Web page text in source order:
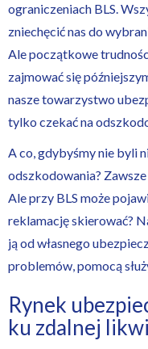
ograniczeniach BLS.
zniechęcić nas do
Ale początkowe
zajmować się
nasze towarzystwo
tylko czekać na
A co, gdybyśmy nie byli
odszkodowania?
Ale przy BLS może
reklamację skierować?
ją od własnego
problemów, pomocą
Rynek
ku zdalnej